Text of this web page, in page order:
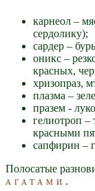
карнеол –
сердолику);
сардер –
оникс –
красных,
хризопраз,
плазма –
празем -
гелиотроп –
красными
сапфирин –
Полосатые
агатами .